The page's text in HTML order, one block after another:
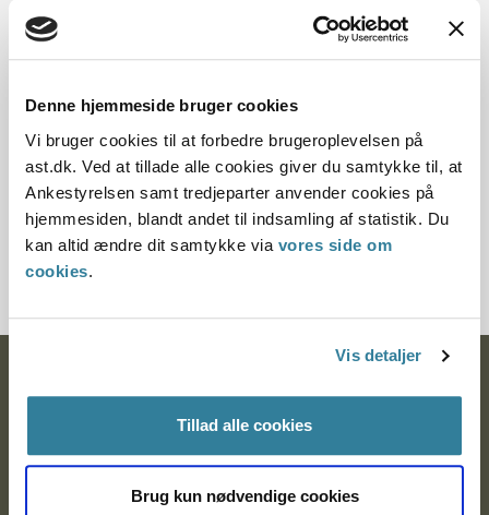
Denne hjemmeside bruger cookies
Vi bruger cookies til at forbedre brugeroplevelsen på
ast.dk. Ved at tillade alle cookies giver du samtykke til, at
Ankestyrelsen samt tredjeparter anvender cookies på
hjemmesiden, blandt andet til indsamling af statistik. Du
kan altid ændre dit samtykke via vores side om
cookies.
Vis detaljer
Tillad alle cookies
Brug kun nødvendige cookies
Offentliggørelsesdato
10.07.2013
Paragraf
§ 11
Journalnummer
2100178-11
Nytorv 7, 2. sal
9000 Aalborg